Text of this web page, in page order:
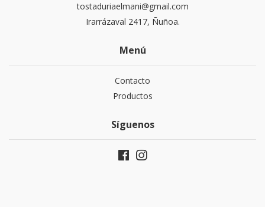
tostaduriaelmani@gmail.com
Irarrázaval 2417, Ñuñoa.
Menú
Contacto
Productos
Síguenos